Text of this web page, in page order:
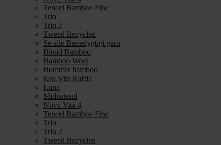
Tencel Bamboo Fine
Trio
Trio 2
Tweed Recycled
Se alle Bæredygtigt garn
Blend Bamboo
Bamboo Wool
Bommix bamboo
Eco Vita Raffia
Luna
Midnatssol
Nova Vita 4
Tencel Bamboo Fine
Trio
Trio 2
Tweed Recycled